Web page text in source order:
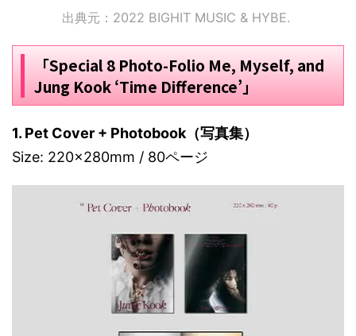
出典元：2022 BIGHIT MUSIC & HYBE.
「Special 8 Photo-Folio Me, Myself, and
Jung Kook ‘Time Difference’」
1. Pet Cover + Photobook（写真集）
Size: 220x280mm / 80ページ